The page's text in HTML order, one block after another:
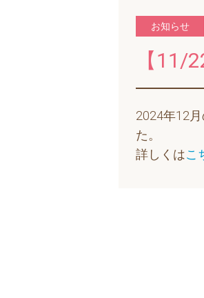
お知らせ
【11/
2024年12
た。
詳しくはこ